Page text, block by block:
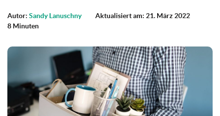
Autor: Sandy Lanuschny
Aktualisiert am: 21. März 2022
8 Minuten